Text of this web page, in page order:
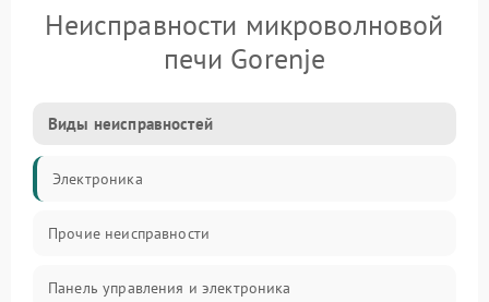
Неисправности микроволновой
печи Gorenje
Виды неисправностей
Электроника
Прочие неисправности
Панель управления и электроника